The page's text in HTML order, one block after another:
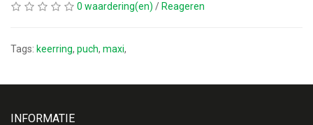
0 waardering(en) / Reageren
Tags: keerring, puch, maxi,
INFORMATIE